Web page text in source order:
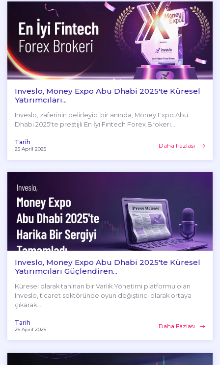
Inveslo, Money Expo Abu Dhabi 2025'te Küresel
Yatırımcıları...
Inveslo, zaferinin belirleyici bir anında, Money Expo Abu
Dhabi 2025'te prestijli En İyi Fintech Forex Brokeri...
Tarih
25 April 2025 Daha Fazlası
Inveslo, Money Expo Abu Dhabi 2025'te Küresel
Yatırımcıları Güçlendiren...
Küresel olarak tanınan bir Varlık Yönetimi platformu olan
Inveslo, ticaret sektöründe oyun değiştirici olarak ortaya
çıkarak...
Tarih
25 April 2025 Daha Fazlası